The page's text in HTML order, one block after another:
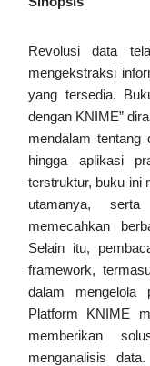
Revolusi data
mengekstraksi
yang tersedia.
dengan KNIME”
mendalam
hingga aplikasi
terstruktur, buku ini
utamanya, serta
memecahkan
Selain itu,
framework,
dalam mengelola
Platform KNIME
memberikan
menganalisis